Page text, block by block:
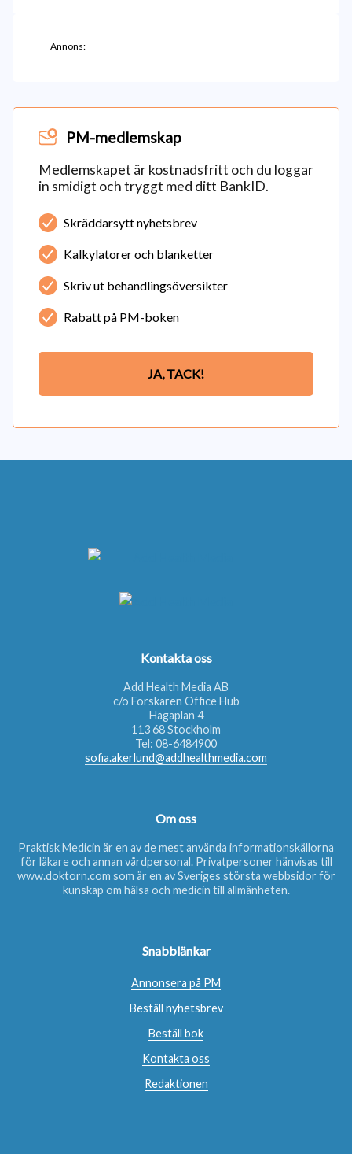
Annons:
PM-medlemskap
Medlemskapet är kostnadsfritt och du loggar
in smidigt och tryggt med ditt BankID.
Skräddarsytt nyhetsbrev
Kalkylatorer och blanketter
Skriv ut behandlingsöversikter
Rabatt på PM-boken
JA, TACK!
Kontakta oss
Add Health Media AB
c/o Forskaren Office Hub
Hagaplan 4
113 68 Stockholm
Tel: 08-6484900
sofia.akerlund@addhealthmedia.com
Om oss
Praktisk Medicin är en av de mest använda informationskällorna
för läkare och annan vårdpersonal. Privatpersoner hänvisas till
www.doktorn.com som är en av Sveriges största webbsidor för
kunskap om hälsa och medicin till allmänheten.
Snabblänkar
Annonsera på PM
Beställ nyhetsbrev
Beställ bok
Kontakta oss
Redaktionen